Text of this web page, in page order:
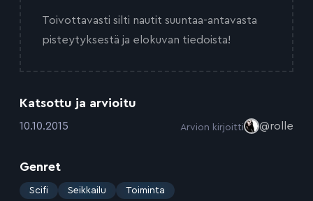
Toivottavasti silti nautit suuntaa-antavasta
pisteytyksestä ja elokuvan tiedoista!
Katsottu ja arvioitu
:10.10.2015 Arvion kirjoitti @rolle
Genret
: Scifi Seikkailu Toiminta